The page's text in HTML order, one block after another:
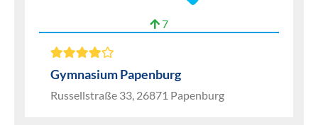
7
Gymnasium Papenburg
Russellstraße 33, 26871 Papenburg